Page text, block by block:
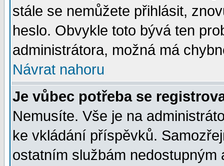
stále se nemůžete přihlásit,
heslo. Obvykle toto bývá ten
administrátora, možná má
Návrat nahoru
Je vůbec potřeba se
Nemusíte. Vše je na
ke vkládání příspěvků.
ostatním službám